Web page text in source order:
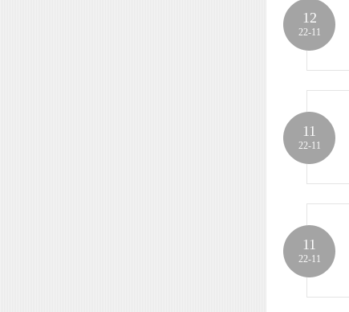
12
22-11
11
22-11
11
22-11